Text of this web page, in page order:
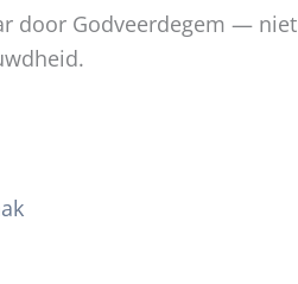
door Godveerdegem — niet